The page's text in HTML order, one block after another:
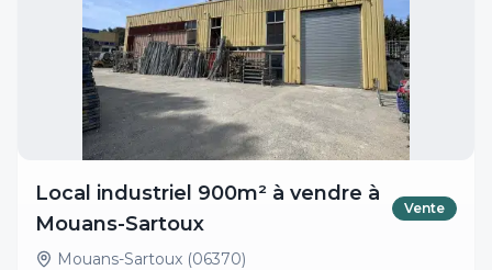
Local industriel 900m² à vendre à
Mouans-Sartoux
Vente
Mouans-Sartoux (06370)